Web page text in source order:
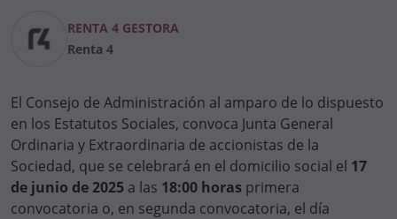
RENTA 4 GESTORA
Renta 4
El Consejo de Administración al amparo de lo dispuesto
en los Estatutos Sociales, convoca Junta General
Ordinaria y Extraordinaria de accionistas de la
Sociedad, que se celebrará en el domicilio social el 17
de junio de 2025 a las 18:00 horas primera
convocatoria o, en segunda convocatoria, el día